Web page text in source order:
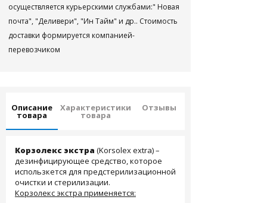
осуществляется курьерскими службами:" Новая
почта", "Деливери", "Ин Тайм" и др.. Стоимость
доставки формируется компанией-
перевозчиком
Описание
товара
Характеристики
товара
Отзывы
Корзолекс экстра (Korsolex extra) –
дезинфицирующее средство, которое
использкется для предстерилизационной
очистки и стерилизации.
Корзолекс экстра применяется: